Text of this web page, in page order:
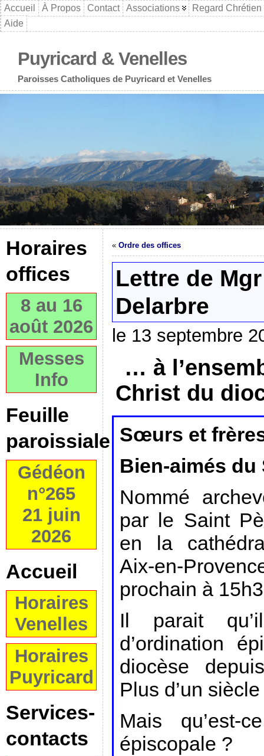
Accueil À Propos Contact Associations
Regard Chrétien
Aide
Puyricard & Venelles
Paroisses Catholiques de Puyricard et Venelles
Horaires
offices
8 au 16
août 2026
Messes
Info
Feuille
paroissiale
Gédéon
n°265
21 juin
2026
Accueil
Horaires
Venelles
Horaires
Puyricard
Services-
contacts
« Ordre des offices
Lettre de
Delarbre
le 13 septembre
… à
Christ du
Sœurs et
Bien-aimés du
Nommé
par le Saint
en la
Aix-en-
prochain à
Il parait
d’ordination
diocèse
Plus d’un
Mais qu’est-
épiscopale ?